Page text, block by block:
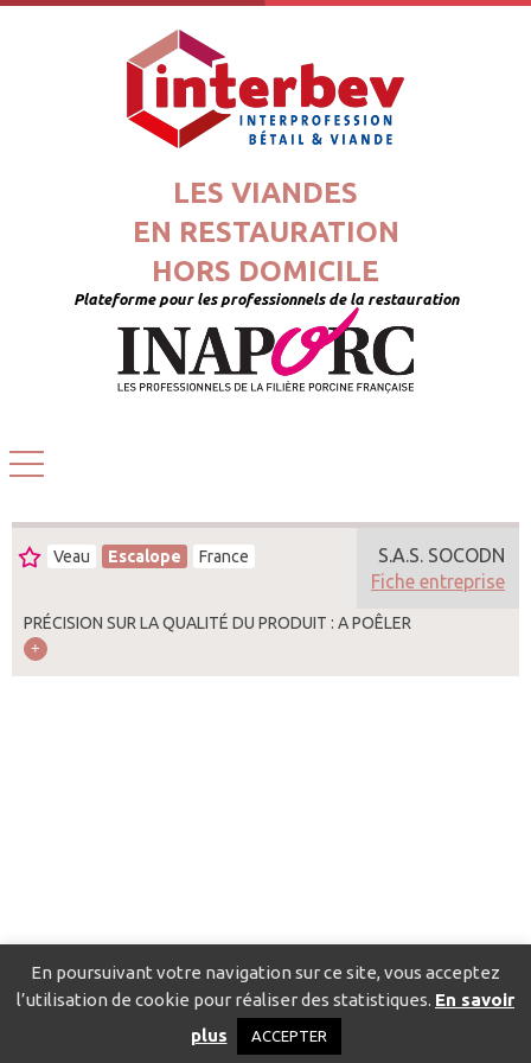
LES VIANDES
EN RESTAURATION
HORS DOMICILE
Plateforme pour les professionnels de la restauration
Veau Escalope France
PRÉCISION SUR LA QUALITÉ DU PRODUIT : A POÊLER
S.A.S. SOCODN
Fiche entreprise
Catalogue pour localiser les fournisseurs
Politique de confidentialité
En poursuivant votre navigation sur ce site, vous acceptez
l’utilisation de cookie pour réaliser des statistiques. En savoir
plus
ACCEPTER